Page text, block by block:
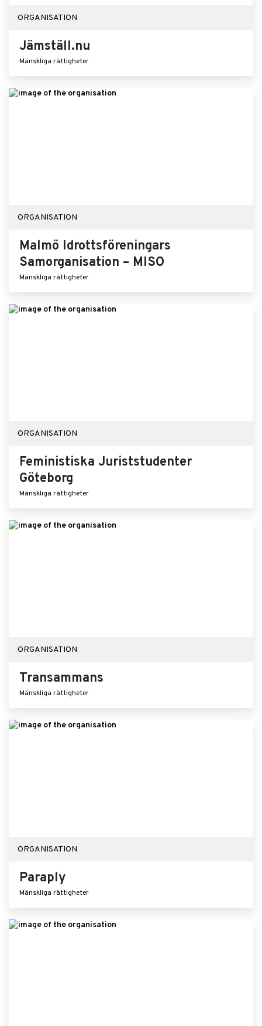
ORGANISATION
Jämställ.nu
Mänskliga rättigheter
ORGANISATION
Malmö Idrottsföreningars
Samorganisation – MISO
Mänskliga rättigheter
ORGANISATION
Feministiska Juriststudenter
Göteborg
Mänskliga rättigheter
ORGANISATION
Transammans
Mänskliga rättigheter
ORGANISATION
Paraply
Mänskliga rättigheter